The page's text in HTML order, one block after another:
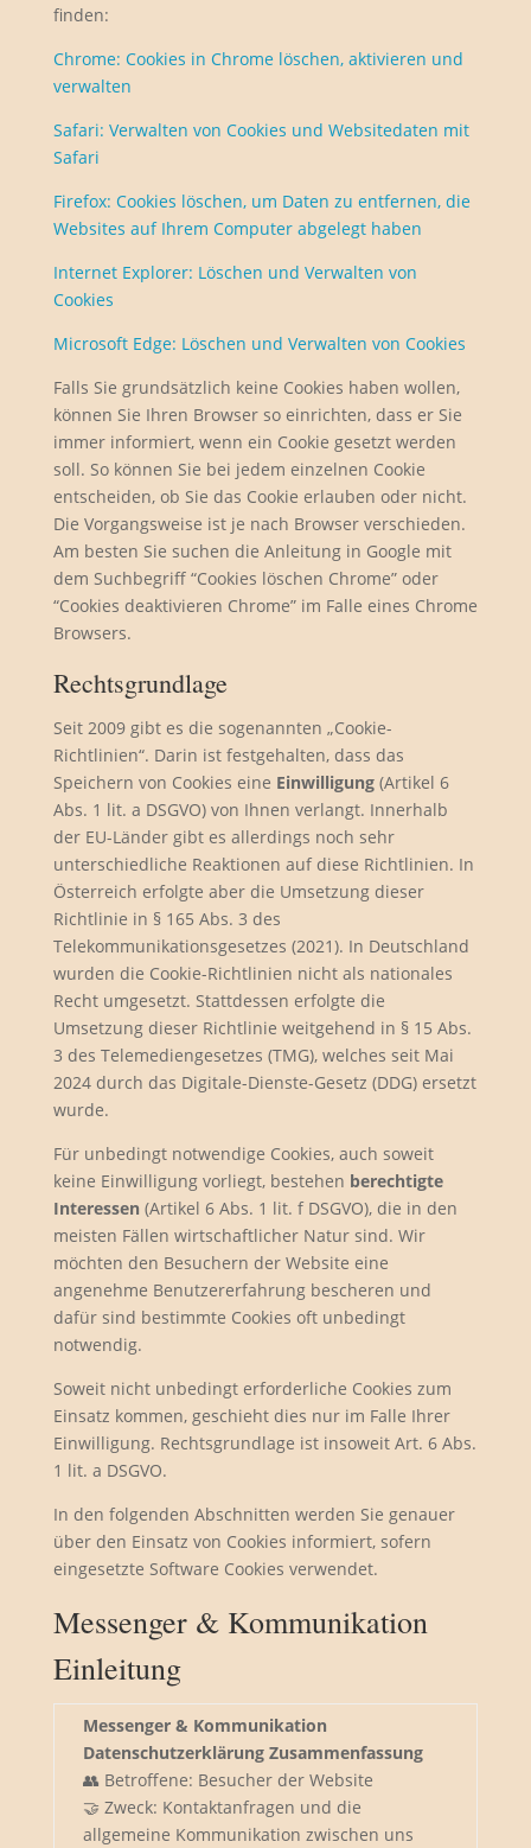
finden:
Chrome: Cookies in Chrome löschen, aktivieren und
verwalten
Safari: Verwalten von Cookies und Websitedaten mit
Safari
Firefox: Cookies löschen, um Daten zu entfernen, die
Websites auf Ihrem Computer abgelegt haben
Internet Explorer: Löschen und Verwalten von
Cookies
Microsoft Edge: Löschen und Verwalten von Cookies
Falls Sie grundsätzlich keine Cookies haben wollen,
können Sie Ihren Browser so einrichten, dass er Sie
immer informiert, wenn ein Cookie gesetzt werden
soll. So können Sie bei jedem einzelnen Cookie
entscheiden, ob Sie das Cookie erlauben oder nicht.
Die Vorgangsweise ist je nach Browser verschieden.
Am besten Sie suchen die Anleitung in Google mit
dem Suchbegriff “Cookies löschen Chrome” oder
“Cookies deaktivieren Chrome” im Falle eines Chrome
Browsers.
Rechtsgrundlage
Seit 2009 gibt es die sogenannten „Cookie-
Richtlinien“. Darin ist festgehalten, dass das
Speichern von Cookies eine Einwilligung(Artikel 6
Abs. 1 lit. a DSGVO) von Ihnen verlangt. Innerhalb
der EU-Länder gibt es allerdings noch sehr
unterschiedliche Reaktionen auf diese Richtlinien. In
Österreich erfolgte aber die Umsetzung dieser
Richtlinie in § 165 Abs. 3 des
Telekommunikationsgesetzes (2021). In Deutschland
wurden die Cookie-Richtlinien nicht als nationales
Recht umgesetzt. Stattdessen erfolgte die
Umsetzung dieser Richtlinie weitgehend in § 15 Abs.
3 des Telemediengesetzes (TMG), welches seit Mai
2024 durch das Digitale-Dienste-Gesetz (DDG) ersetzt
wurde.
Für unbedingt notwendige Cookies, auch soweit
keine Einwilligung vorliegt, bestehen berechtigte
Interessen (Artikel 6 Abs. 1 lit. f DSGVO), die in den
meisten Fällen wirtschaftlicher Natur sind. Wir
möchten den Besuchern der Website eine
angenehme Benutzererfahrung bescheren und
dafür sind bestimmte Cookies oft unbedingt
notwendig.
Soweit nicht unbedingt erforderliche Cookies zum
Einsatz kommen, geschieht dies nur im Falle Ihrer
Einwilligung. Rechtsgrundlage ist insoweit Art. 6 Abs.
1 lit. a DSGVO.
In den folgenden Abschnitten werden Sie genauer
über den Einsatz von Cookies informiert, sofern
eingesetzte Software Cookies verwendet.
Messenger & Kommunikation
Einleitung
Messenger & Kommunikation
Datenschutzerklärung Zusammenfassung
👥 Betroffene: Besucher der Website
🤝 Zweck: Kontaktanfragen und die
allgemeine Kommunikation zwischen uns